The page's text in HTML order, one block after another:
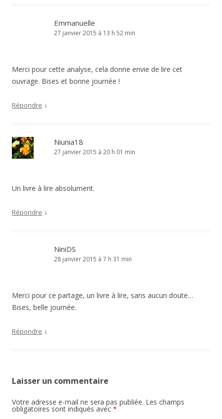
Emmanuelle
27 janvier 2015 à 13 h 52 min
Merci pour cette analyse, cela donne envie de lire cet
ouvrage. Bises et bonne journée !
Répondre ↓
Niunia18
27 janvier 2015 à 20 h 01 min
Un livre à lire absolument.
Répondre ↓
NiniDS
28 janvier 2015 à 7 h 31 min
Merci pour ce partage, un livre à lire, sans aucun doute…
Bises, belle journée.
Répondre ↓
Laisser un commentaire
Votre adresse e-mail ne sera pas publiée. Les champs
obligatoires sont indiqués avec *